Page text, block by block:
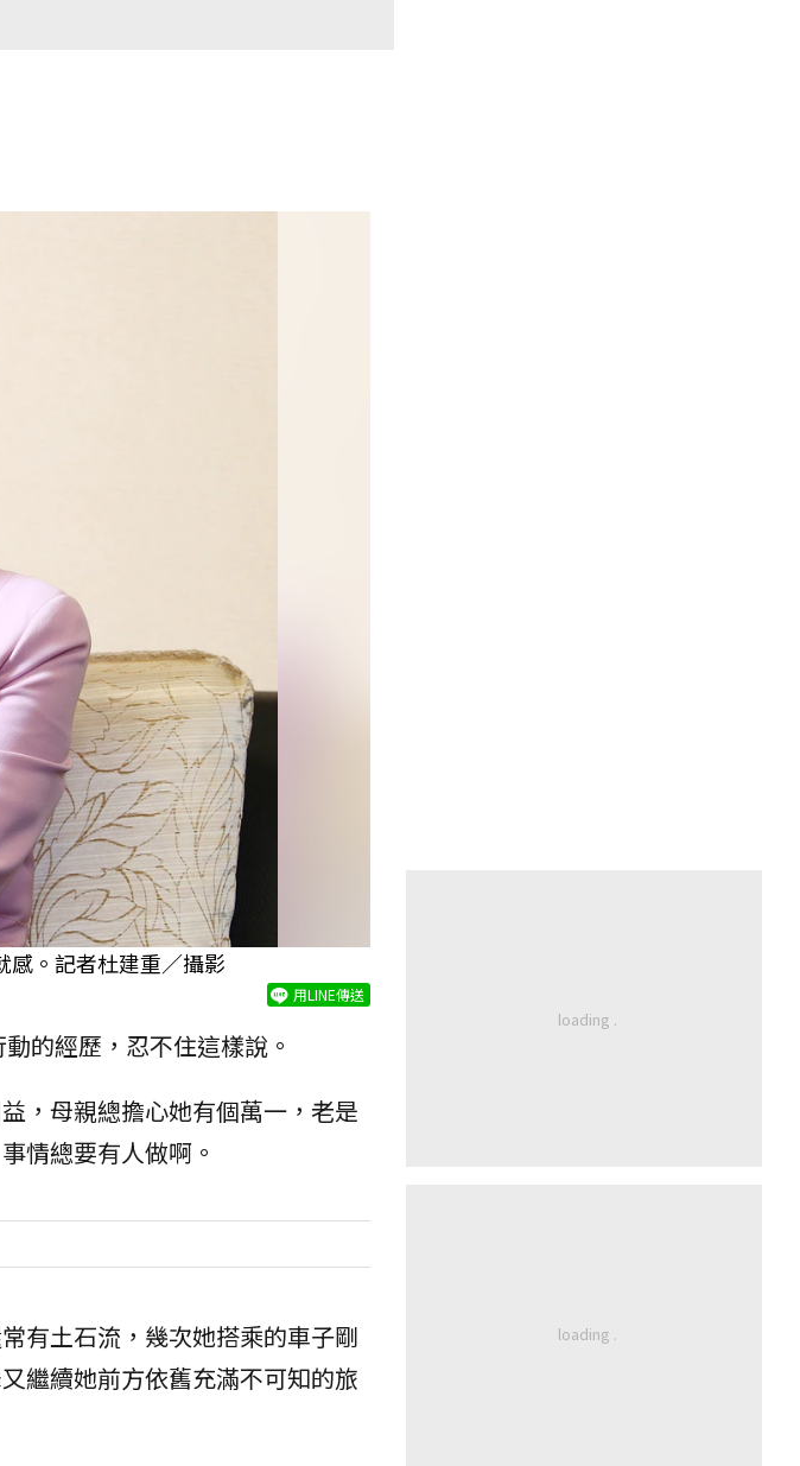
感。記者杜建重／攝影
用LINE傳送
的經歷，忍不住這樣說。
，母親總擔心她有個萬一，老是
情總要有人做啊。
有土石流，幾次她搭乘的車子剛
繼續她前方依舊充滿不可知的旅